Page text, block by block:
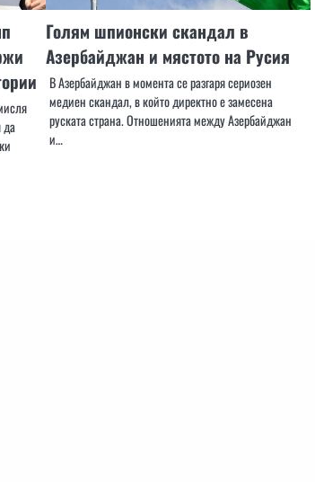
да
Голям шпионски скандал в
Азербайджан и мястото на Русия
В Азербайджан в момента се разгаря сериозен
медиен скандал, в който директно е замесена
руската страна. Отношенията между Азербайджан
и…